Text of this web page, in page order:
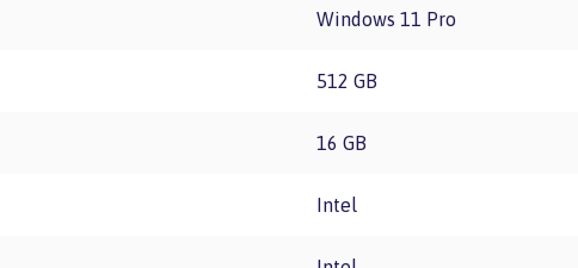
Windows 11 Pro
512 GB
16 GB
Intel